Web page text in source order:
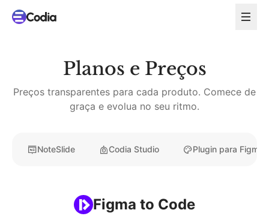
Planos e Preços
Preços transparentes para cada produto. Comece de
graça e evolua no seu ritmo.
NoteSlide Codia Studio Plugin para Figma
Figma to Code